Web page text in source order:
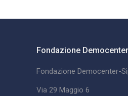
Fondazione Democenter
Fondazione Democenter-
Via 29 Maggio 6